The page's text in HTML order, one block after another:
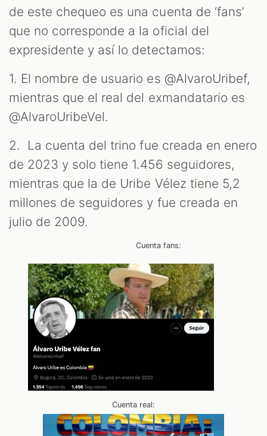
de este chequeo es una cuenta de ‘fans’
que no corresponde a la oficial del
expresidente y así lo detectamos:
1. El nombre de usuario es @AlvaroUribef,
mientras que el real del exmandatario es
@AlvaroUribeVel.
2. La cuenta del trino fue creada en enero
de 2023 y solo tiene 1.456 seguidores,
mientras que la de Uribe Vélez tiene 5,2
millones de seguidores y fue creada en
julio de 2009.
Cuenta fans:
Cuenta real: